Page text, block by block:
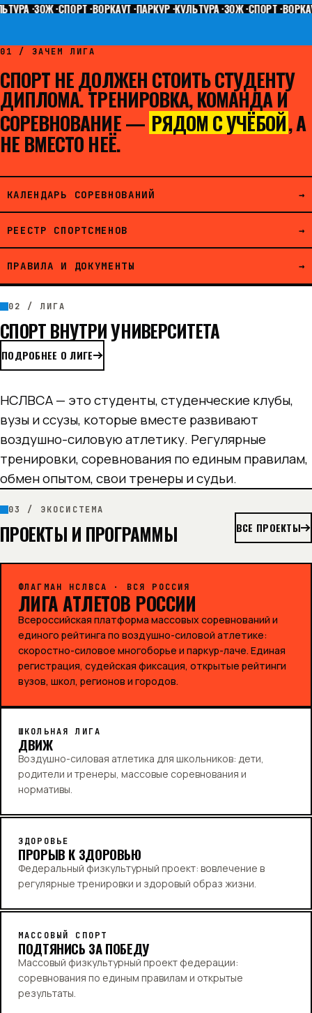
·ЗОЖ·СПОРТ·ВОРКАУТ·ПАРКУР·КУЛЬТУРА·ЗОЖ·СПОРТ·
01 / ЗАЧЕМ ЛИГА
СПОРТ НЕ ДОЛЖЕН СТОИТЬ СТУДЕНТУ
ДИПЛОМА. ТРЕНИРОВКА, КОМАНДА И
СОРЕВНОВАНИЕ — РЯДОМ С УЧЁБОЙ, А
НЕ ВМЕСТО НЕЁ.
КАЛЕНДАРЬ СОРЕВНОВАНИЙ →
РЕЕСТР СПОРТСМЕНОВ →
ПРАВИЛА И ДОКУМЕНТЫ →
02 / ЛИГА
СПОРТ ВНУТРИ УНИВЕРСИТЕТА
ПОДРОБНЕЕ О ЛИГЕ
НСЛВСА — это студенты, студенческие клубы,
вузы и ссузы, которые вместе развивают
воздушно-силовую атлетику. Регулярные
тренировки, соревнования по единым правилам,
обмен опытом, свои тренеры и судьи.
03 / ЭКОСИСТЕМА
ПРОЕКТЫ И ПРОГРАММЫ ВСЕ ПРОЕКТЫ
ФЛАГМАН НСЛВСА · ВСЯ РОССИЯ
ЛИГА АТЛЕТОВ РОССИИ
Всероссийская платформа массовых соревнований и
единого рейтинга по воздушно-силовой атлетике:
скоростно-силовое многоборье и паркур-лаче. Единая
регистрация, судейская фиксация, открытые рейтинги
вузов, школ, регионов и городов.
ШКОЛЬНАЯ ЛИГА
ДВИЖ
Воздушно-силовая атлетика для школьников: дети,
родители и тренеры, массовые соревнования и
нормативы.
ЗДОРОВЬЕ
ПРОРЫВ К ЗДОРОВЬЮ
Федеральный физкультурный проект: вовлечение в
регулярные тренировки и здоровый образ жизни.
МАССОВЫЙ СПОРТ
ПОДТЯНИСЬ ЗА ПОБЕДУ
Массовый физкультурный проект федерации:
соревнования по единым правилам и открытые
результаты.